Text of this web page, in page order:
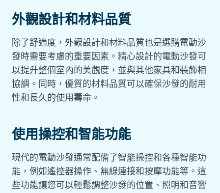
外觀設計和材料品質
除了舒適度，外觀設計和材料品質也是選購電動沙
發時需要考慮的重要因素。精心設計的電動沙發可
以提升整個室內的美觀度，並與其他家具和裝飾相
協調。同時，優質的材料品質可以確保沙發的耐用
性和長久的使用壽命。
使用操控和智能功能
現代的電動沙發通常配備了智能操控和各種智能功
能，例如遙控器操作、無線連接和按摩功能等。這
些功能讓您可以輕鬆調整沙發的位置、照明和音響